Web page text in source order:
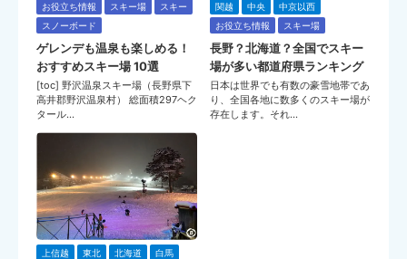
お役立ち情報
スキー場
スキー
スノーボード
ゲレンデも温泉も楽しめる！
おすすめスキー場 10選
[toc] 野沢温泉スキー場（長野県下
高井郡野沢温泉村） 総面積297ヘク
タール…
関越
中央
中京以西
お役立ち情報
スキー場
長野？北海道？全国でスキー
場が多い都道府県ランキング
日本は世界でも有数の豪雪地帯であ
り、全国各地に数多くのスキー場が
存在します。それ…
上信越 東北 北海道
白馬